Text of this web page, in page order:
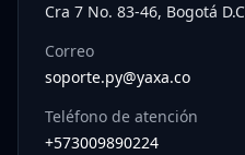
Cra 7 No. 83-46, Bogotá
Correo
soporte.py@yaxa.co
Teléfono de atención
+573009890224